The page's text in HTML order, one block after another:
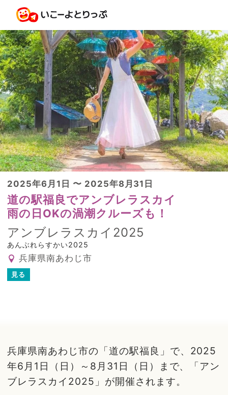
2025年6月1日 〜 2025年8月31日
道の駅福良でアンブレラスカイ
雨の日OKの渦潮クルーズも！
アンブレラスカイ2025
あんぶれらすかい2025
兵庫県南あわじ市
見る
兵庫県南あわじ市の「道の駅福良」で、2025
年6月1日（日）～8月31日（日）まで、「アン
ブレラスカイ2025」が開催されます。